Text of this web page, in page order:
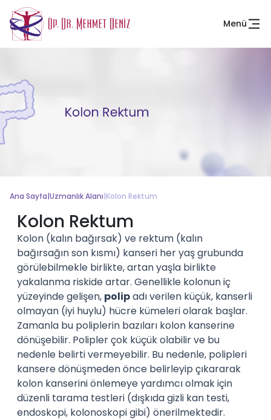
Menü
Ana Sayfa|Uzmanlık Alanı|Kolon Rektum
Kolon Rektum
Kolon (kalın bağırsak) ve rektum (kalın
bağırsağın son kısmı) kanseri her yaş grubunda
görülebilmekle birlikte, artan yaşla birlikte
yakalanma riskide artar. Genellikle kolonun iç
yüzeyinde gelişen, polipadı verilen küçük, kanserli
olmayan (iyi huylu) hücre kümeleri olarak başlar.
Zamanla bu poliplerin bazıları kolon kanserine
dönüşebilir. Polipler çok küçük olabilir ve bu
nedenle belirti vermeyebilir. Bu nedenle, polipleri
kansere dönüşmeden önce belirleyip çıkararak
kolon kanserini önlemeye yardımcı olmak için
düzenli tarama testleri (dışkıda gizli kan testi,
endoskopi, kolonoskopi gibi) önerilmektedir.